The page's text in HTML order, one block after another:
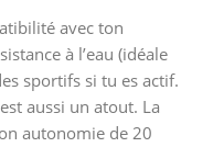
avec ton
à l’eau (idéale
sportifs si tu es actif.
aussi un atout. La
autonomie de 20